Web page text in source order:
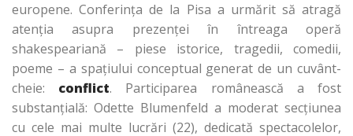
europene. Conferinţa de la Pisa a urmărit să atragă
atenţia asupra prezenţei în întreaga operă
shakespeariană – piese istorice, tragedii, comedii,
poeme – a spaţiului conceptual generat de un cuvânt-
cheie: conflict. Participarea românească a fost
substanţială: Odette Blumenfeld a moderat secţiunea
cu cele mai multe lucrări (22), dedicată spectacolelor,